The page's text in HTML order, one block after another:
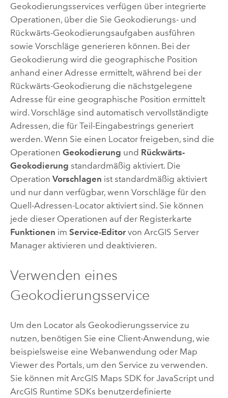
Geokodierungsservices verfügen über integrierte
Operationen, über die Sie Geokodierungs- und
Rückwärts-Geokodierungsaufgaben ausführen
sowie Vorschläge generieren können. Bei der
Geokodierung wird die geographische Position
anhand einer Adresse ermittelt, während bei der
Rückwärts-Geokodierung die nächstgelegene
Adresse für eine geographische Position ermittelt
wird. Vorschläge sind automatisch vervollständigte
Adressen, die für Teil-Eingabestrings generiert
werden. Wenn Sie einen Locator freigeben, sind die
Operationen Geokodierung und Rückwärts-
Geokodierung standardmäßig aktiviert. Die
Operation Vorschlagen ist standardmäßig aktiviert
und nur dann verfügbar, wenn Vorschläge für den
Quell-Adressen-Locator aktiviert sind. Sie können
jede dieser Operationen auf der Registerkarte
Funktionen im Service-Editorvon ArcGIS Server
Manager aktivieren und deaktivieren.
Verwenden eines
Geokodierungsservice
Um den Locator als Geokodierungsservice zu
nutzen, benötigen Sie eine Client-Anwendung, wie
beispielsweise eine Webanwendung oder Map
Viewer des Portals, um den Service zu verwenden.
Sie können mit ArcGIS Maps SDK for JavaScriptund
ArcGIS Runtime SDKs benutzerdefinierte